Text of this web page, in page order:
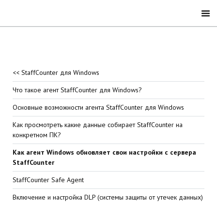
<< StaffCounter для Windows
Что такое агент StaffCounter для Windows?
Основные возможности агента StaffCounter для Windows
Как просмотреть какие данные собирает StaffCounter на
конкретном ПК?
Как агент Windows обновляет свои настройки с сервера
StaffCounter
StaffCounter Safe Agent
Включение и настройка DLP (системы защиты от утечек данных)